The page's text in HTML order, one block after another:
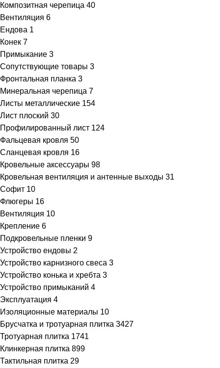
Композитная черепица 40
Вентиляция 6
Ендова 1
Конек 7
Примыкание 3
Сопутствующие товары 3
Фронтальная планка 3
Минеральная черепица 7
Листы металлические 154
Лист плоский 30
Профилированный лист 124
Фальцевая кровля 50
Сланцевая кровля 16
Кровельные аксессуары 98
Кровельная вентиляция и антенные выходы 31
Софит 10
Флюгеры 16
Вентиляция 10
Крепление 6
Подкровельные пленки 9
Устройство ендовы 2
Устройство карнизного свеса 3
Устройство конька и хребта 3
Устройство примыканий 4
Эксплуатация 4
Изоляционные материалы 10
Брусчатка и тротуарная плитка 3427
Тротуарная плитка 1741
Клинкерная плитка 899
Тактильная плитка 29